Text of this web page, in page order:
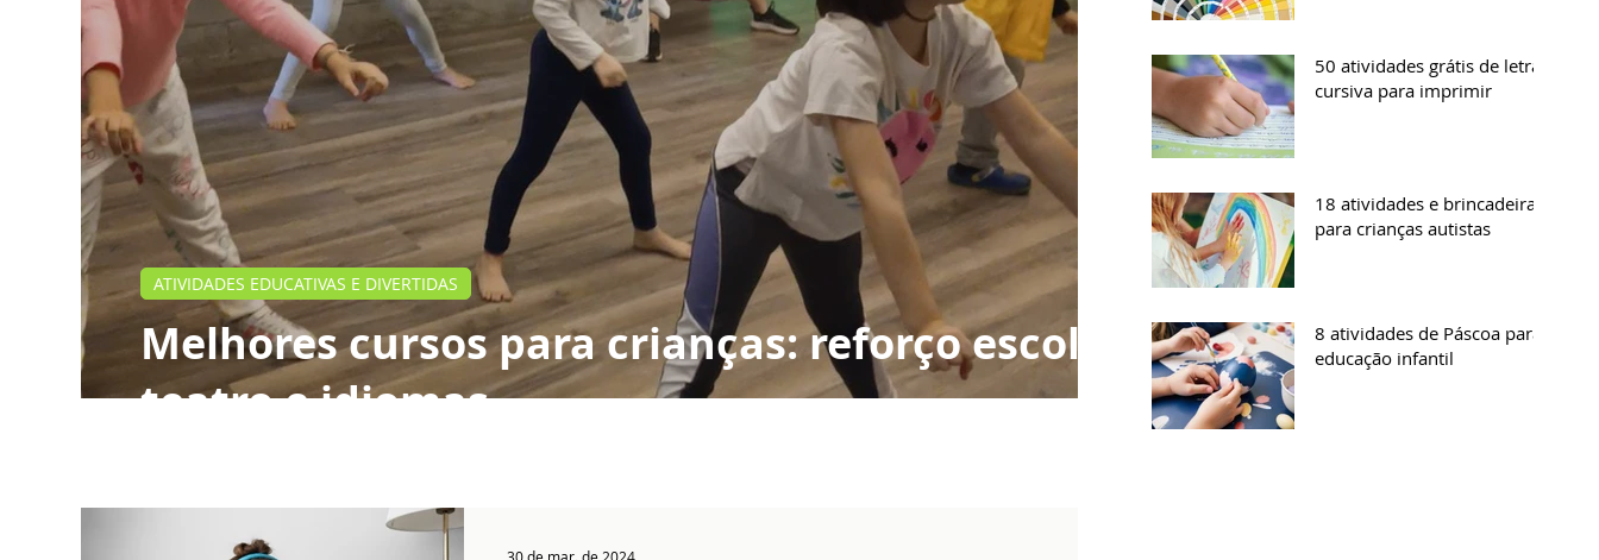
Melhores cursos para crianças: reforço escolar,
teatro e idiomas
ATIVIDADES EDUCATIVAS E DIVERTIDAS
50 atividades grátis de letra
cursiva para imprimir
18 atividades e brincadeiras
para crianças autistas
8 atividades de Páscoa para
educação infantil